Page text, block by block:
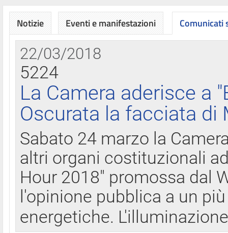
Notizie Eventi e manifestazioni Comunicati
22/03/2018
5224
La Camera aderisce a
Oscurata la facciata di
Sabato 24 marzo la
altri organi costituzionali
Hour 2018" promossa dal
l'opinione pubblica a un
energetiche.